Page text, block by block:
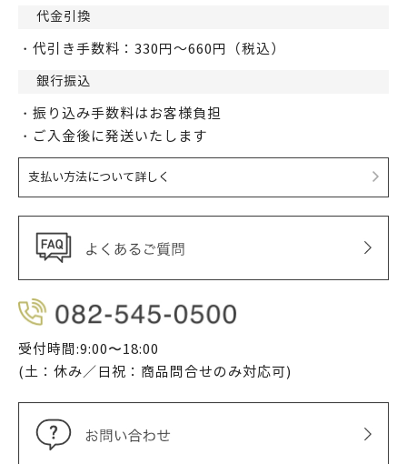
代金引換
・代引き手数料：330円～660円（税込）
銀行振込
・振り込み手数料はお客様負担
・ご入金後に発送いたします
支払い方法について詳しく
受付時間:9:00〜18:00
(土：休み／日祝：商品問合せのみ対応可)